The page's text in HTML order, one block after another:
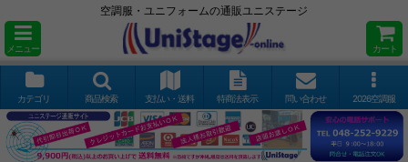
空調服・ユニフォームの通販ユニステージ
メニュー カート
カテゴリ 商品検索 支払い・送料 特商法表示 問い合わせ 2026空調服